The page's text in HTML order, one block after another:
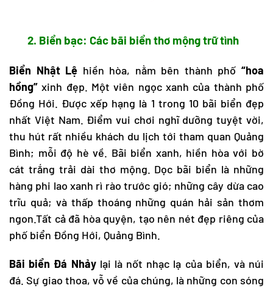
2. Biển bạc: Các bãi biển thơ mộng trữ tình
Biển Nhật Lệ hiền hòa, nằm bên thành phố“hoa
hồng” xinh đẹp. Một viên ngọc xanh của thành phố
Đồng Hới. Được xếp hạng là 1 trong 10 bãi biển đẹp
nhất Việt Nam. Điểm vui chơi nghĩ dưỡng tuyệt vời,
thu hút rất nhiều khách du lịch tới tham quan Quảng
Bình; mỗi độ hè về. Bãi biển xanh, hiền hòa với bờ
cát trắng trải dài thơ mộng. Dọc bãi biển là những
hàng phi lao xanh rì rào trước gió; những cây dừa cao
trĩu quả; và thấp thoáng những quán hải sản thơm
ngon.Tất cả đã hòa quyện, tạo nên nét đẹp riêng của
phố biển Đồng Hới, Quảng Bình.
Bãi biển Đá Nhảylại là nốt nhạc lạ của biển, và núi
đá. Sự giao thoa, vỗ về của chúng, là những con sóng